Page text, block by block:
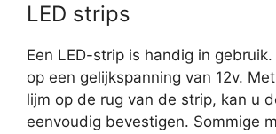
LED strips
Een LED-strip is handig in
op een gelijkspanning van 12v.
lijm op de rug van de strip, kan u
eenvoudig bevestigen. Sommige